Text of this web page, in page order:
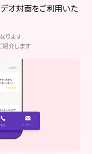
デオ対面をご利用いた
ります
紹介します